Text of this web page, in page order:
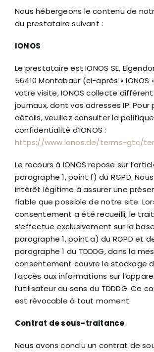
Nous hébergeons le contenu de
du prestataire suivant :
IONOS
Le prestataire est IONOS SE,
56410 Montabaur (ci-après « IONOS
votre visite, IONOS collecte
journaux, dont vos adresses IP. Pour
détails, veuillez consulter la
confidentialité d’IONOS :
https://www.ionos.de/terms-gtc/
Le recours à IONOS repose sur
paragraphe 1, point f) du RGPD.
intérêt légitime à assurer une
fiable que possible de notre site.
consentement a été recueilli, le
s’effectue exclusivement sur la
paragraphe 1, point a) du RGPD et
paragraphe 1 du TDDDG, dans la
consentement couvre le stockage
l’accès aux informations sur
l’utilisateur au sens du TDDDG. Ce
est révocable à tout moment.
Contrat de sous-traitance
Nous avons conclu un contrat de